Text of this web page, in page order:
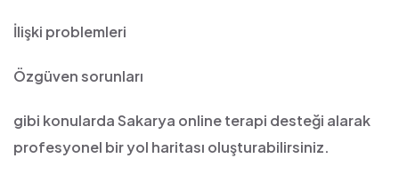
İlişki problemleri
Özgüven sorunları
gibi konularda Sakarya online terapi desteği alarak
profesyonel bir yol haritası oluşturabilirsiniz.